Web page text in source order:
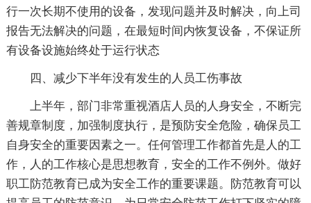
行一次长期不使用的设备，发现问题并及时解决，向上司
报告无法解决的问题，在最短时间内恢复设备，不保证所
有设备设施始终处于运行状态
四、减少下半年没有发生的人员工伤事故
上半年，部门非常重视酒店人员的人身安全，不断完
善规章制度，加强制度执行，是预防安全危险，确保员工
自身安全的重要因素之一。任何管理工作都首先是人的工
作，人的工作核心是思想教育，安全的工作不例外。做好
职工防范教育已成为安全工作的重要课题。防范教育可以